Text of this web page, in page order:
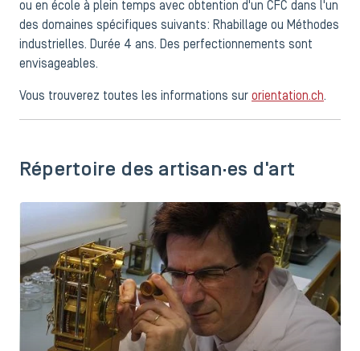
ou en école à plein temps avec obtention d'un CFC dans l'un
des domaines spécifiques suivants: Rhabillage ou Méthodes
industrielles. Durée 4 ans. Des perfectionnements sont
envisageables.
Vous trouverez toutes les informations sur orientation.ch.
Répertoire des artisan·es d'art